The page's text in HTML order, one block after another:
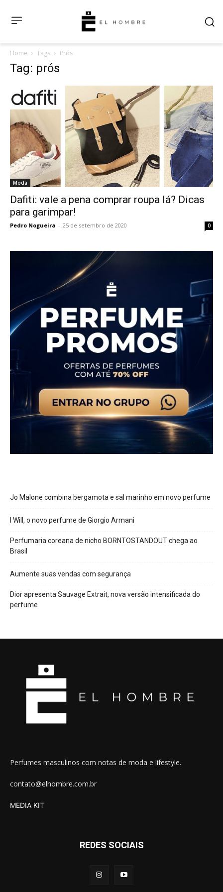
Home Tags Prós
Tag: prós
Moda
Dafiti: vale a pena comprar roupa lá? Dicas
para garimpar!
Pedro Nogueira - 25 de setembro de 2020 0
Jo Malone combina bergamota e sal marinho em novo perfume
I Will, o novo perfume de Giorgio Armani
Perfumaria coreana de nicho BORNTOSTANDOUT chega ao
Brasil
Aumente suas vendas com segurança
Dior apresenta Sauvage Extrait, nova versão intensificada do
perfume
Perfumes masculinos com notas de moda e lifestyle.
contato@elhombre.com.br
MEDIA KIT
REDES SOCIAIS